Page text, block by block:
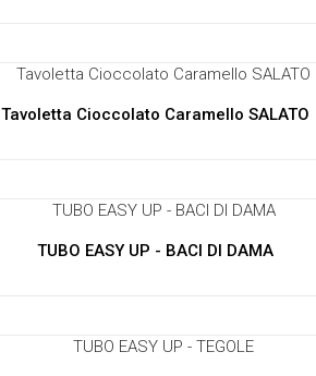
Tavoletta Cioccolato Caramello SALATO
TUBO EASY UP - BACI DI DAMA